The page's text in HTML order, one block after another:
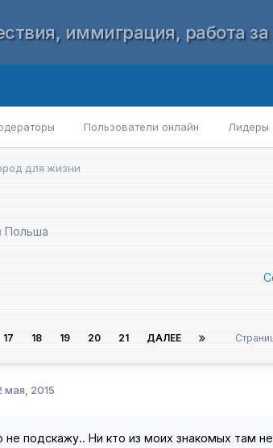
иммиграция, работа
Пользователи онлайн Лидеры
для жизни
Польша
17 18 19 20 21 ДАЛЕЕ
мая, 2015
подскажу.. Ни кто из моих знакомых там